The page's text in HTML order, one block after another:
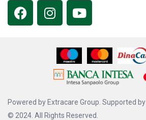
Powered by Extracare Group. Supported by
© 2024. All Rights Reserved.